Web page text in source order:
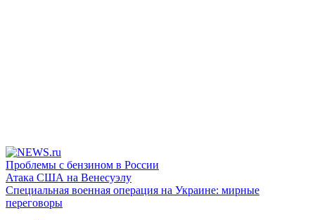
Проблемы с бензином в России
Атака США на Венесуэлу
Специальная военная операция на Украине: мирные
переговоры